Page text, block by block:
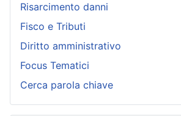
Risarcimento danni
Fisco e Tributi
Diritto amministrativo
Focus Tematici
Cerca parola chiave